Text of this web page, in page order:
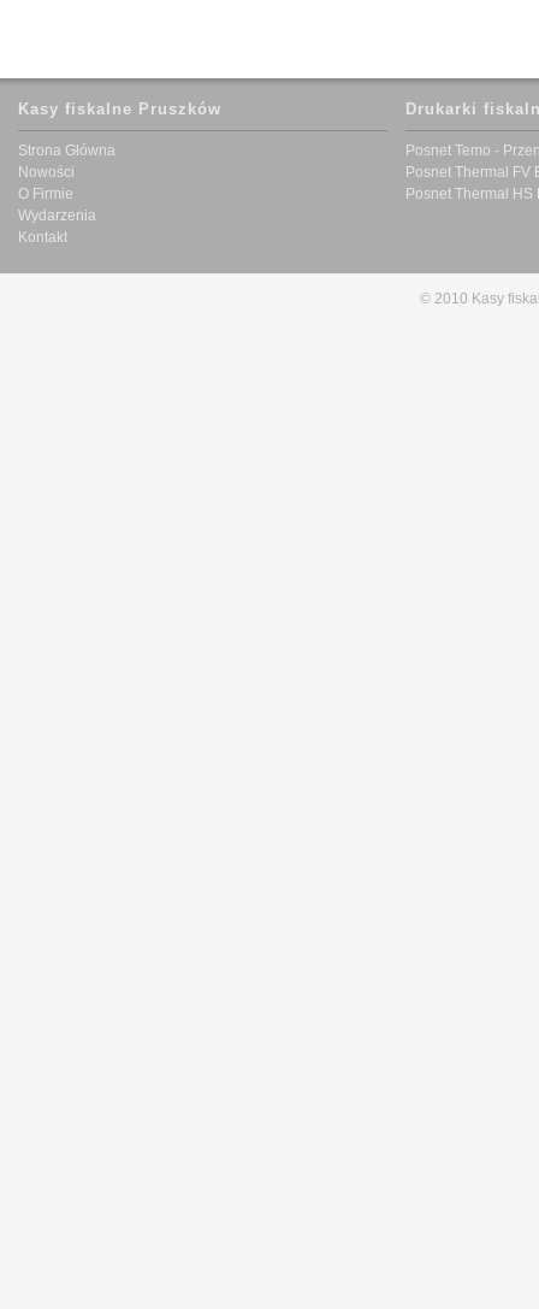
Kasy fiskalne Pruszków
Strona Główna
Nowości
O Firmie
Wydarzenia
Kontakt
Drukarki
Posnet Temo -
Posnet Thermal FV
Posnet Thermal HS
© 2010 Kasy